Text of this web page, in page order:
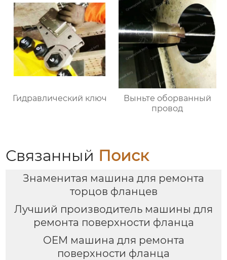
Гидравлический ключ
Выньте оборванный
провод
Связанный Поиск
Знаменитая машина для ремонта
торцов фланцев
Лучший производитель машины для
ремонта поверхности фланца
OEM машина для ремонта
поверхности фланца